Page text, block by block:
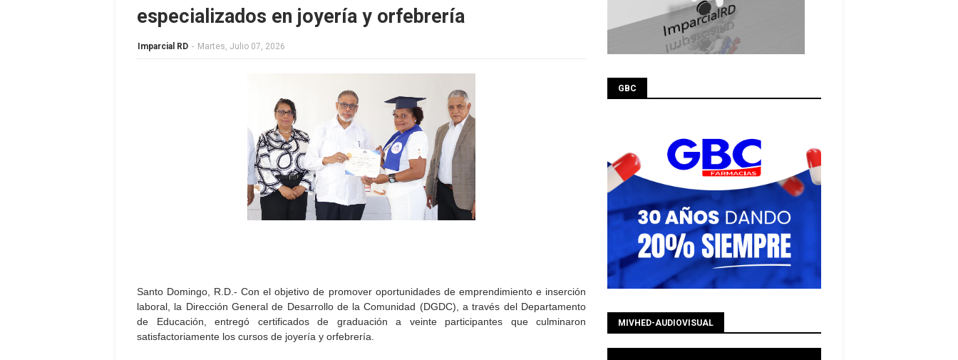
especializados en joyería y orfebrería
Imparcial RD - Martes, Julio 07, 2026
Santo Domingo, R.D.- Con el objetivo de promover oportunidades de emprendimiento e inserción
laboral, la Dirección General de Desarrollo de la Comunidad (DGDC), a través del Departamento
de Educación, entregó certificados de graduación a veinte participantes que culminaron
satisfactoriamente los cursos de joyería y orfebrería.
GBC
MIVHED-AUDIOVISUAL